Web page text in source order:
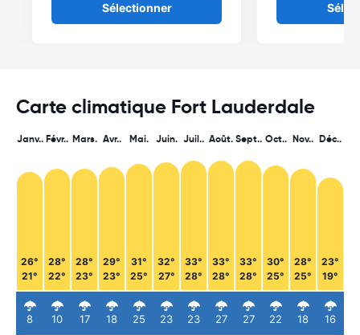
Sélectionner
Carte climatique Fort Lauderdale
Janv..
26°
21°
8
Févr..
28°
22°
10
Mars.
28°
23°
17
Avr..
29°
23°
18
Mai.
31°
25°
25
Juin.
32°
27°
23
Juil..
33°
28°
23
Août.
33°
28°
27
Sept..
33°
28°
27
Oct..
30°
25°
22
Nov..
28°
25°
18
Déc..
23°
19°
16